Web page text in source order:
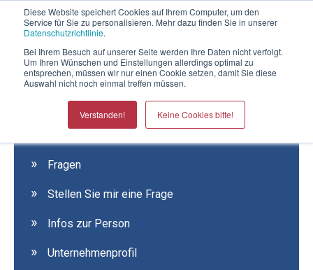
Diese Website speichert Cookies auf Ihrem Computer, um den
Service für Sie zu personalisieren. Mehr dazu finden Sie in unserer
Datenschutzrichtlinie.
Bei Ihrem Besuch auf unserer Seite werden Ihre Daten nicht verfolgt.
Um Ihren Wünschen und Einstellungen allerdings optimal zu
entsprechen, müssen wir nur einen Cookie setzen, damit Sie diese
Auswahl nicht noch einmal treffen müssen.
Verstanden! Keine Cookies bitte!
Telefontermin mit Thomas Witt
THOMAS WITT
Fragen
Stellen Sie mir eine Frage
Infos zur Person
Unternehmenprofil